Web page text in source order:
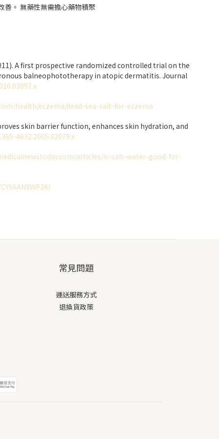
善。 無藥性無需擔心藥物積聚
A first prospective randomized controlled trial on the
balneophototherapy in atopic dermatitis. Journal
health/eczema/dead-sea-salt-for-eczema
skin barrier function, enhances skin hydration, and
4632.2005.02079.x
articles/is-salt-water-good-for-
常見問題
運送服務方式
退換貨政策